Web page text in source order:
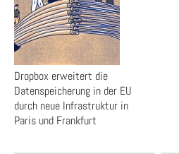
Dropbox erweitert die
Datenspeicherung in der EU
durch neue Infrastruktur in
Paris und Frankfurt